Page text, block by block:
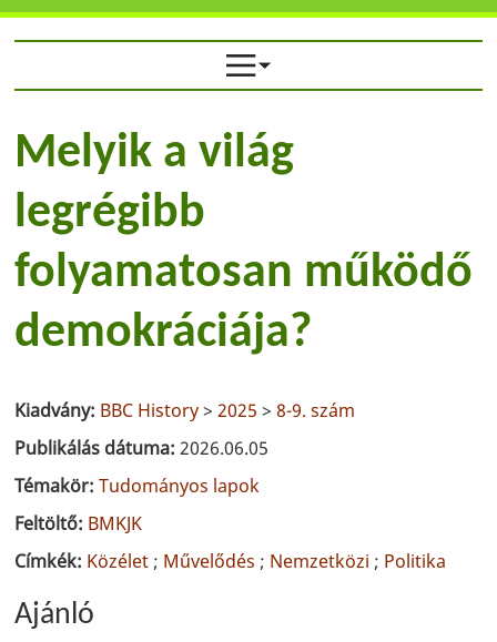
Melyik a világ
legrégibb
folyamatosan működő
demokráciája?
Kiadvány: BBC History>2025 >8-9. szám
Publikálás dátuma:2026.06.05
Témakör:Tudományos lapok
Feltöltő: BMKJK
Címkék: Közélet ; Művelődés ; Nemzetközi ; Politika
Ajánló